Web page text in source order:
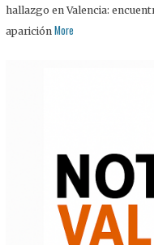
hallazgo en Valencia:
aparición More